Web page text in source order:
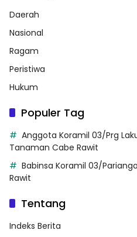
Daerah
Nasional
Ragam
Peristiwa
Hukum
Populer Tag
Anggota Koramil 03/Prg
Tanaman Cabe Rawit
Babinsa Koramil 03/
Rawit
Tentang
Indeks Berita